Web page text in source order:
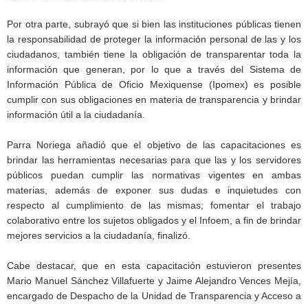
Por otra parte, subrayó que si bien las instituciones públicas tienen
la responsabilidad de proteger la información personal de las y los
ciudadanos, también tiene la obligación de transparentar toda la
información que generan, por lo que a través del Sistema de
Información Pública de Oficio Mexiquense (Ipomex) es posible
cumplir con sus obligaciones en materia de transparencia y brindar
información útil a la ciudadanía.
Parra Noriega añadió que el objetivo de las capacitaciones es
brindar las herramientas necesarias para que las y los servidores
públicos puedan cumplir las normativas vigentes en ambas
materias, además de exponer sus dudas e inquietudes con
respecto al cumplimiento de las mismas; fomentar el trabajo
colaborativo entre los sujetos obligados y el Infoem, a fin de brindar
mejores servicios a la ciudadanía, finalizó.
Cabe destacar, que en esta capacitación estuvieron presentes
Mario Manuel Sánchez Villafuerte y Jaime Alejandro Vences Mejía,
encargado de Despacho de la Unidad de Transparencia y Acceso a